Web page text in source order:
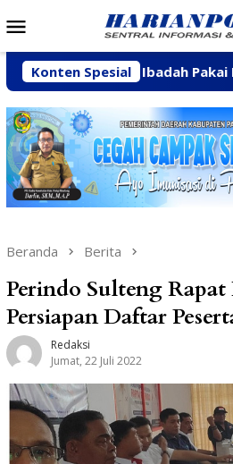
ke
Mobile
Konten Spesial
Ibadah Pakai Dana
Beranda Berita
Perindo Sulteng
Persiapan Daftar
Redaksi
Jumat, 22 Juli 2022